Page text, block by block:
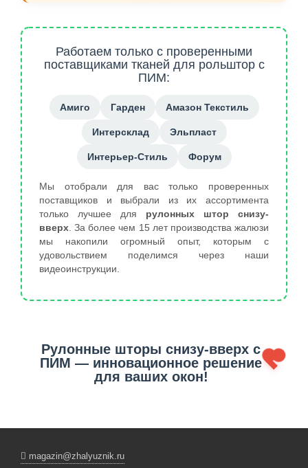
Работаем только с проверенными
поставщиками тканей для рольштор с
ПИМ:
Амиго Гарден Амазон Текстиль
Интерсклад Эльпласт
Интерьер-Стиль Форум
Мы отобрали для вас только проверенных
поставщиков и выбрали из их ассортимента
только лучшее для рулонных штор снизу-
вверх . За более чем 15 лет производства жалюзи
мы накопили огромный опыт, которым с
удовольствием поделимся через наши
видеоинструкции.
Рулонные шторы снизу-вверх с
ПИМ — инновационное решение
для ваших окон!
magazin@zhalyuznik.ru